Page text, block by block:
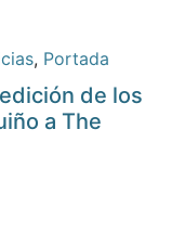
, Portada
de los
a The